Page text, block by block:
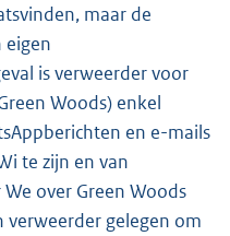
maar de
eigen
is verweerder voor
Woods) enkel
en e-mails
te zijn en van
over Green Woods
verweerder gelegen om